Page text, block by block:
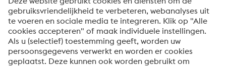
Mijnbouw
Horloge & Luxury
Onze merken